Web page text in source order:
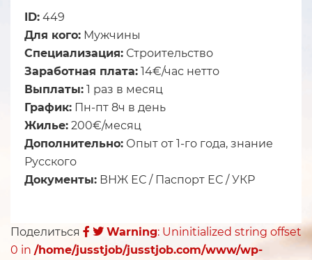
ID: 449
Для кого: Мужчины
Специализация: Строительство
Заработная плата: 14€/час нетто
Выплаты: 1 раз в месяц
График: Пн-пт 8ч в день
Жилье: 200€/месяц
Дополнительно: Опыт от 1-го года, знание
Русского
Документы: ВНЖ ЕС / Паспорт ЕС / УКР
Поделиться Warning: Uninitialized string offset
0 in /home/jusstjob/jusstjob.com/www/wp-